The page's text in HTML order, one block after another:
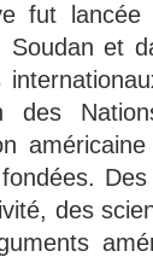
fut
Soudan et
des
des